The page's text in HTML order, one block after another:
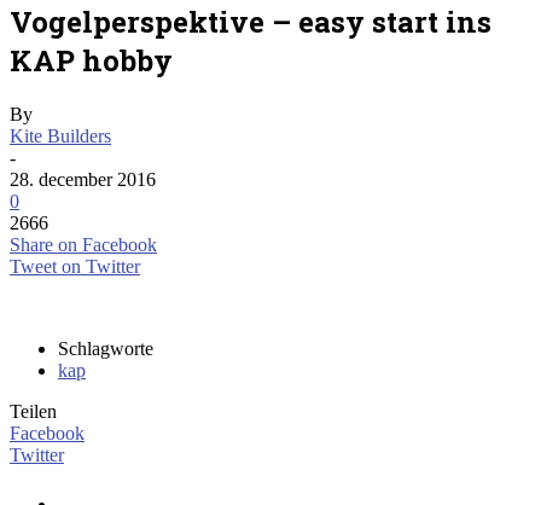
Vogelperspektive – easy start ins
KAP hobby
By
Kite Builders
-
28. december 2016
0
2666
Share on Facebook
Tweet on Twitter
Schlagworte
kap
Teilen
Facebook
Twitter